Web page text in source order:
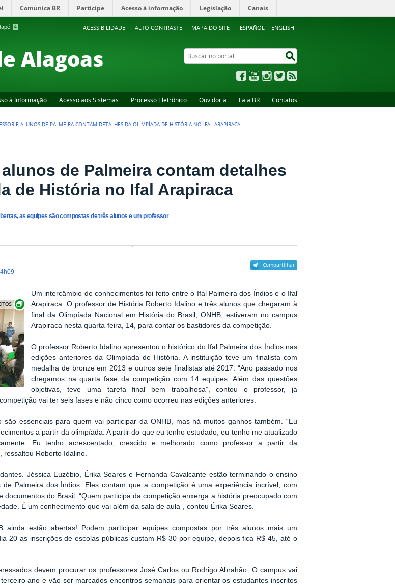
4 ESPAÑOL ENGLISH
ACESSIBILIDADE ALTO CONTRASTE MAPA DO SITE
Comunica BR Participe Acesso à informação Legislação Canais
Alagoas Buscar no portal
FacebookYouTubeInstagram
Twitter
à Informação Acesso aos Sistemas Processo Eletrônico Ouvidoria Fala.BR Contatos
E ALUNOS DE PALMEIRA CONTAM DETALHES DA OLIMPÍADA DE HISTÓRIA NO IFAL ARAPIRACA
de Palmeira contam detalhes
de História no Ifal Arapiraca
as equipes são compostas de três alunos e um professor
Compartilhar
Exibir carrossel de imagens
Um intercâmbio de conhecimentos foi feito entre o Ifal Palmeira dos Índios e o Ifal
Arapiraca. O professor de História Roberto Idalino e três alunos que chegaram à
final da Olimpíada Nacional em História do Brasil, ONHB, estiveram no campus
Arapiraca nesta quarta-feira, 14, para contar os bastidores da competição.
O professor Roberto Idalino apresentou o histórico do Ifal Palmeira dos Índios nas
edições anteriores da Olimpíada de História. A instituição teve um finalista com
medalha de bronze em 2013 e outros sete finalistas até 2017. “Ano passado nos
chegamos na quarta fase da competição com 14 equipes. Além das questões
objetivas, teve uma tarefa final bem trabalhosa”, contou o professor, já
vai ter seis fases e não cinco como ocorreu nas edições anteriores.
são essenciais para quem vai participar da ONHB, mas há muitos ganhos também. “Eu
a partir da olimpíada. A partir do que eu tenho estudado, eu tenho me atualizado
Eu tenho acrescentado, crescido e melhorado como professor a partir da
ressaltou Roberto Idalino.
Jéssica Euzébio, Érika Soares e Fernanda Cavalcante estão terminando o ensino
de Palmeira dos Índios. Eles contam que a competição é uma experiência incrível, com
documentos do Brasil. “Quem participa da competição enxerga a história preocupado com
É um conhecimento que vai além da sala de aula”, contou Érika Soares.
ainda estão abertas! Podem participar equipes compostas por três alunos mais um
20 as inscrições de escolas públicas custam R$ 30 por equipe, depois fica R$ 45, até o
devem procurar os professores José Carlos ou Rodrigo Abrahão. O campus vai
ano e vão ser marcados encontros semanais para orientar os estudantes inscritos